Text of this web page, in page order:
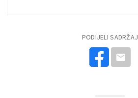
PODIJELI SADRŽAJ